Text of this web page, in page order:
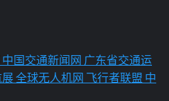
中国交通新闻网 广东省交通运
全球无人机网 飞行者联盟 中